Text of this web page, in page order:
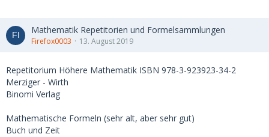
Mathematik Repetitorien und Formelsammlungen
Firefox0003 13. August 2019
Repetitorium Höhere Mathematik ISBN 978-3-923923-34-2
Merziger - Wirth
Binomi Verlag
Mathematische Formeln (sehr alt, aber sehr gut)
Buch und Zeit